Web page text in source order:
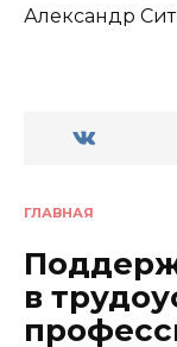
Александр
ГЛАВНАЯ
в